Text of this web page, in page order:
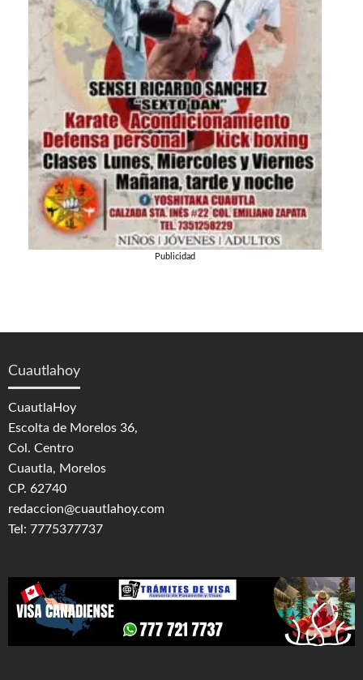
Publicidad
Cuautlahoy
CuautlaHoy
Escolta de Morelos 36,
Col. Centro
Cuautla, Morelos
CP. 62740
redaccion@cuautlahoy.com
Tel: 7775377737